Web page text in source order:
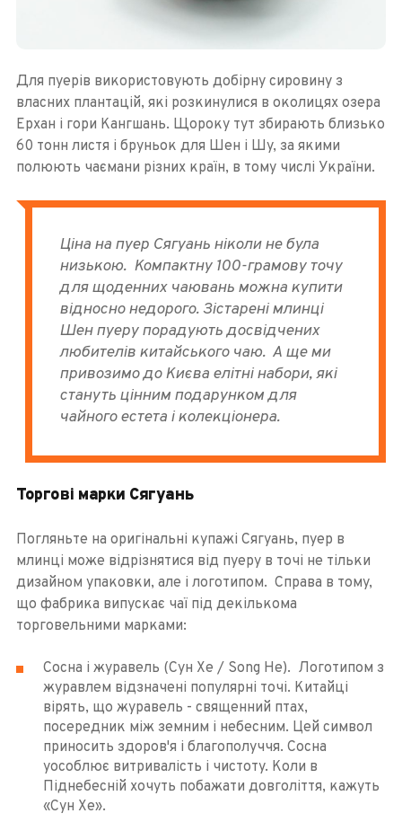
Для пуерів використовують добірну сировину з
власних плантацій, які розкинулися в околицях озера
Ерхан і гори Кангшань. Щороку тут збирають близько
60 тонн листя і бруньок для Шен і Шу, за якими
полюють чаємани різних країн, в тому числі України.
Ціна на пуер Сягуань ніколи не була
низькою. Компактну 100-грамову точу
для щоденних чаювань можна купити
відносно недорого. Зістарені млинці
Шен пуеру порадують досвідчених
любителів китайського чаю. А ще ми
привозимо до Києва елітні набори, які
стануть цінним подарунком для
чайного естета і колекціонера.
Торгові марки Сягуань
Погляньте на оригінальні купажі Сягуань, пуер в
млинці може відрізнятися від пуеру в точі не тільки
дизайном упаковки, але і логотипом. Справа в тому,
що фабрика випускає чаї під декількома
торговельними марками:
Сосна і журавель (Сун Хе / Song He). Логотипом з
журавлем відзначені популярні точі. Китайці
вірять, що журавель - священний птах,
посередник між земним і небесним. Цей символ
приносить здоров'я і благополуччя. Сосна
уособлює витривалість і чистоту. Коли в
Піднебесній хочуть побажати довголіття, кажуть
«Сун Хе».